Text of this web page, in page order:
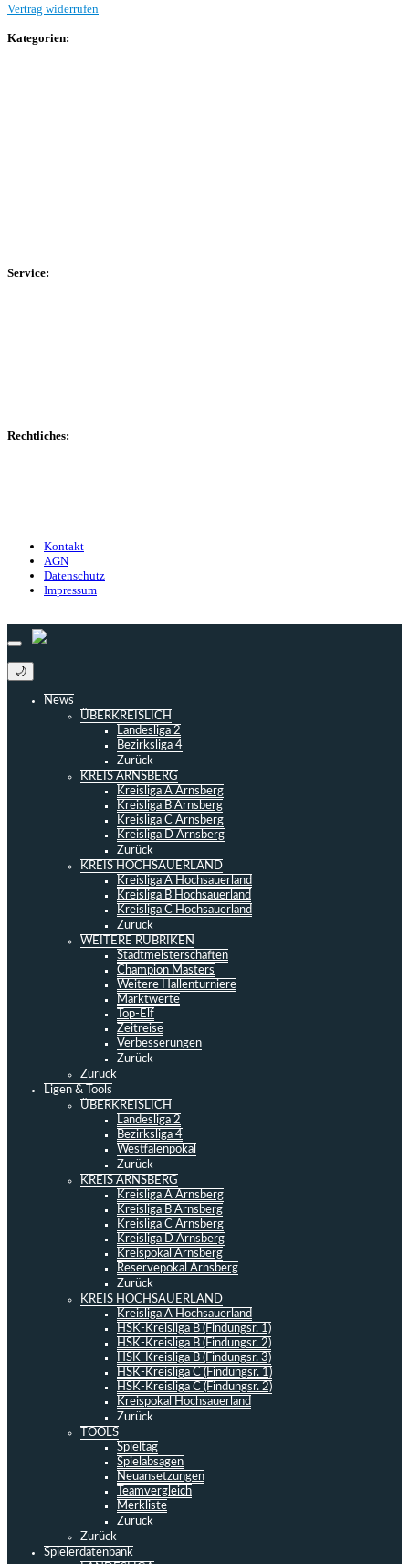
Vertrag widerrufen
Kategorien:
Service:
Rechtliches:
Kontakt
AGN
Datenschutz
Impressum
🌙
News
ÜBERKREISLICH
Landesliga 2
Bezirksliga 4
Zurück
KREIS ARNSBERG
Kreisliga A Arnsberg
Kreisliga B Arnsberg
Kreisliga C Arnsberg
Kreisliga D Arnsberg
Zurück
KREIS HOCHSAUERLAND
Kreisliga A Hochsauerland
Kreisliga B Hochsauerland
Kreisliga C Hochsauerland
Zurück
WEITERE RUBRIKEN
Stadtmeisterschaften
Champion Masters
Weitere Hallenturniere
Marktwerte
Top-Elf
Zeitreise
Verbesserungen
Zurück
Zurück
Ligen & Tools
ÜBERKREISLICH
Landesliga 2
Bezirksliga 4
Westfalenpokal
Zurück
KREIS ARNSBERG
Kreisliga A Arnsberg
Kreisliga B Arnsberg
Kreisliga C Arnsberg
Kreisliga D Arnsberg
Kreispokal Arnsberg
Reservepokal Arnsberg
Zurück
KREIS HOCHSAUERLAND
Kreisliga A Hochsauerland
HSK-Kreisliga B (Findungsr. 1)
HSK-Kreisliga B (Findungsr. 2)
HSK-Kreisliga B (Findungsr. 3)
HSK-Kreisliga C (Findungsr. 1)
HSK-Kreisliga C (Findungsr. 2)
Kreispokal Hochsauerland
Zurück
TOOLS
Spieltag
Spielabsagen
Neuansetzungen
Teamvergleich
Merkliste
Zurück
Zurück
Spielerdatenbank